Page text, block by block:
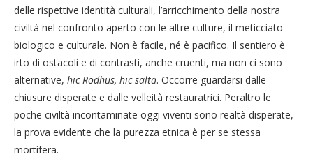
delle rispettive identità culturali, l’arricchimento della nostra
civiltà nel confronto aperto con le altre culture, il meticciato
biologico e culturale. Non è facile, né è pacifico. Il sentiero è
irto di ostacoli e di contrasti, anche cruenti, ma non ci sono
alternative, hic Rodhus, hic salta. Occorre guardarsi dalle
chiusure disperate e dalle velleità restauratrici. Peraltro le
poche civiltà incontaminate oggi viventi sono realtà disperate,
la prova evidente che la purezza etnica è per se stessa
mortifera.